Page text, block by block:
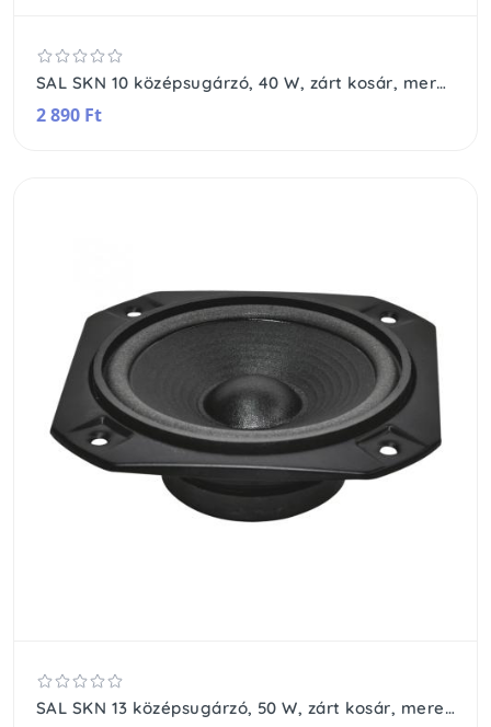
SAL SKN 10 középsugárzó, 40 W, zárt kosár, merev és impregnált kónusz, 110 mm
2 890 Ft
SAL SKN 13 középsugárzó, 50 W, zárt kosár, merev és impregnált kónusz, 136 mm